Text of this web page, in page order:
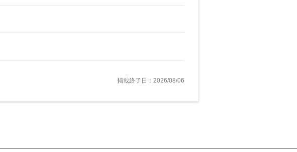
掲載終了日：2026/08/06